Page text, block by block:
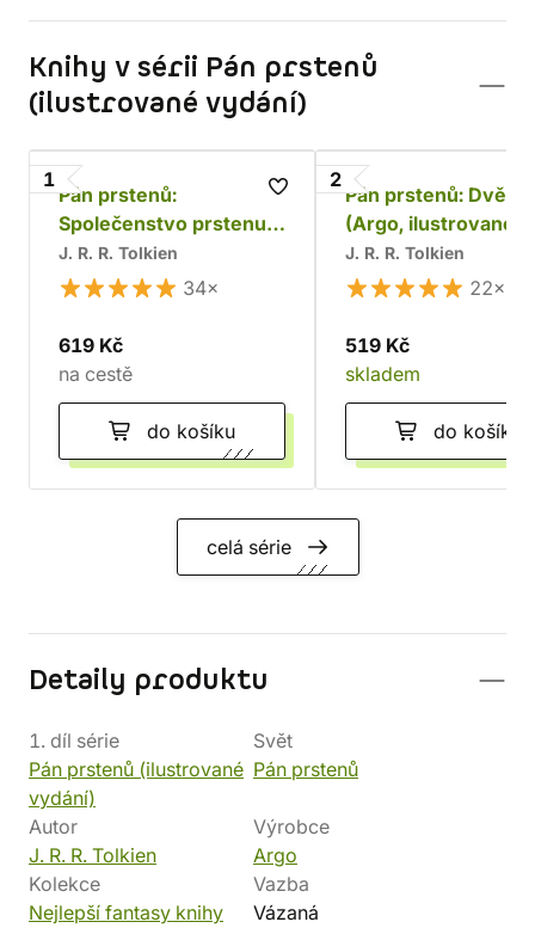
Knihy v sérii Pán prstenů
(ilustrované vydání)
1
Pán prstenů:
Společenstvo prstenu
(Argo, ilustrované
vydání)
J. R. R. Tolkien
34×
619 Kč
na cestě
do košíku
2
Pán prstenů: Dvě
(Argo, ilustrované
vydání)
J. R. R. Tolkien
22×
519 Kč
skladem
do košíku
celá série
Detaily produktu
1. díl série
Pán prstenů (ilustrované
vydání)
Svět
Pán prstenů
Autor
J. R. R. Tolkien
Výrobce
Argo
Kolekce
Nejlepší fantasy knihy
Vazba
Vázaná